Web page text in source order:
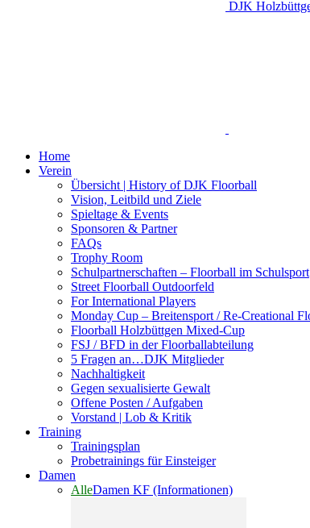
DJK
Home
Verein
Übersicht | History of DJK Floorball
Vision, Leitbild und Ziele
Spieltage & Events
Sponsoren & Partner
FAQs
Trophy Room
Schulpartnerschaften – Floorball im Schulsport
Street Floorball Outdoorfeld
For International Players
Monday Cup – Breitensport / Re-Creational
Floorball Holzbüttgen Mixed-Cup
FSJ / BFD in der Floorballabteilung
5 Fragen an…DJK Mitglieder
Nachhaltigkeit
Gegen sexualisierte Gewalt
Offene Posten / Aufgaben
Vorstand | Lob & Kritik
Training
Trainingsplan
Probetrainings für Einsteiger
Damen
AlleDamen KF (Informationen)